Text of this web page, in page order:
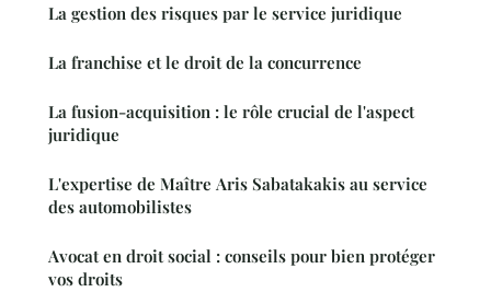
La gestion des risques par le service juridique
La franchise et le droit de la concurrence
La fusion-acquisition : le rôle crucial de l'aspect
juridique
L'expertise de Maître Aris Sabatakakis au service
des automobilistes
Avocat en droit social : conseils pour bien protéger
vos droits